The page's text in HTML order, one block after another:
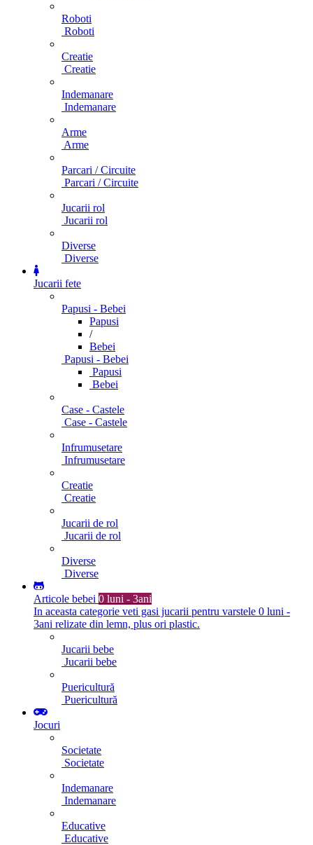
Roboti
Roboti
Creatie
Creatie
Indemanare
Indemanare
Arme
Arme
Parcari / Circuite
Parcari / Circuite
Jucarii rol
Jucarii rol
Diverse
Diverse
Jucarii fete
Papusi - Bebei
Papusi
/
Bebei
Papusi - Bebei
Papusi
Bebei
Case - Castele
Case - Castele
Infrumusetare
Infrumusetare
Creatie
Creatie
Jucarii de rol
Jucarii de rol
Diverse
Diverse
Articole bebei 0 luni - 3ani
In aceasta categorie veti gasi jucarii pentru varstele 0 luni -
3ani relizate din lemn, plus ori plastic.
Jucarii bebe
Jucarii bebe
Puericultură
Puericultură
Jocuri
Societate
Societate
Indemanare
Indemanare
Educative
Educative